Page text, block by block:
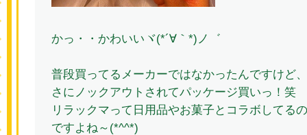
かっ・・かわいいヾ(*´∀｀*)ノ゛
普段買ってるメーカーではなかったんですけど
さにノックアウトされてパッケージ買いっ！笑
リラックマって日用品やお菓子とコラボしてる
ですよね～(*^^*)